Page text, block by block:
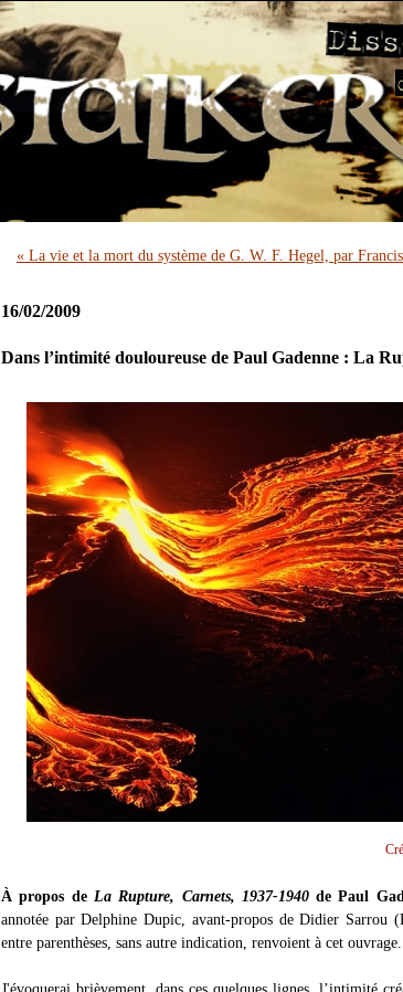
« La vie et la mort du système de G. W. F. Hegel, par
16/02/2009
Dans l’intimité douloureuse de Paul Gadenne : La
À propos de La Rupture, Carnets, 1937-1940de Paul
annotée par Delphine Dupic, avant-propos de Didier Sarrou
entre parenthèses, sans autre indication, renvoient à cet ouvrage.